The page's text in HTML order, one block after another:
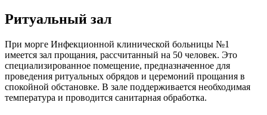
Ритуальный зал
При морге Инфекционной клинической больницы №1
имеется зал прощания, рассчитанный на 50 человек. Это
специализированное помещение, предназначенное для
проведения ритуальных обрядов и церемоний прощания в
спокойной обстановке. В зале поддерживается необходимая
температура и проводится санитарная обработка.